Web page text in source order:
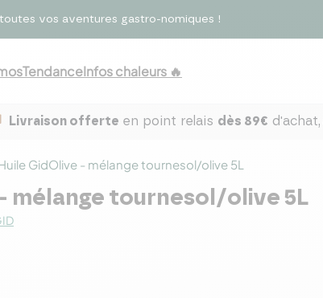
toutes vos aventures gastro-nomiques !
TendanceInfos chaleurs 🔥
Livraison offerte en point relais dès 89€ d'achat,
GidOlive - mélange tournesol/olive 5L
mélange tournesol/olive 5L